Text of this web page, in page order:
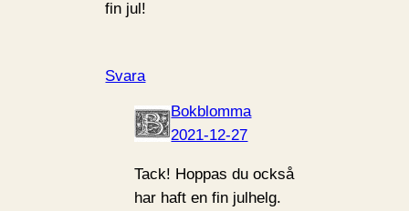
fin jul!
Svara
Bokblomma
2021-12-27
Tack! Hoppas du också
har haft en fin julhelg.